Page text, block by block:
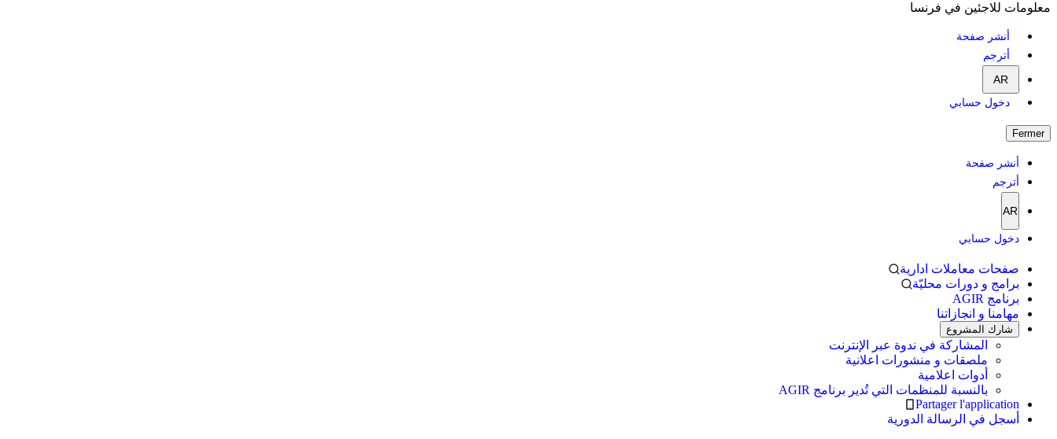
معلومات للاجئين في فرنسا
أنشر صفحة
أترجم
AR
دخول حسابي
Fermer
أنشر صفحة
أترجم
AR
دخول حسابي
صفحات معاملات ادارية
برامج و دورات محليّة
برنامج AGIR
مهامنا و انجازاتنا
شارك المشروع
المشاركة في ندوة عبر الإنترنت
ملصقات و منشورات اعلانية
أدوات اعلامية
بالنسبة للمنظمات التي تُدير برنامج AGIR
Partager l'application
أسجل في الرسالة الدورية